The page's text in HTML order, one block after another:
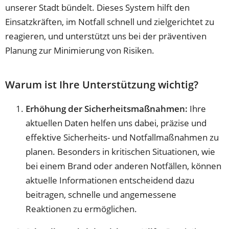
unserer Stadt bündelt. Dieses System hilft den
Einsatzkräften, im Notfall schnell und zielgerichtet zu
reagieren, und unterstützt uns bei der präventiven
Planung zur Minimierung von Risiken.
Warum ist Ihre Unterstützung wichtig?
Erhöhung der Sicherheitsmaßnahmen: Ihre
aktuellen Daten helfen uns dabei, präzise und
effektive Sicherheits- und Notfallmaßnahmen zu
planen. Besonders in kritischen Situationen, wie
bei einem Brand oder anderen Notfällen, können
aktuelle Informationen entscheidend dazu
beitragen, schnelle und angemessene
Reaktionen zu ermöglichen.